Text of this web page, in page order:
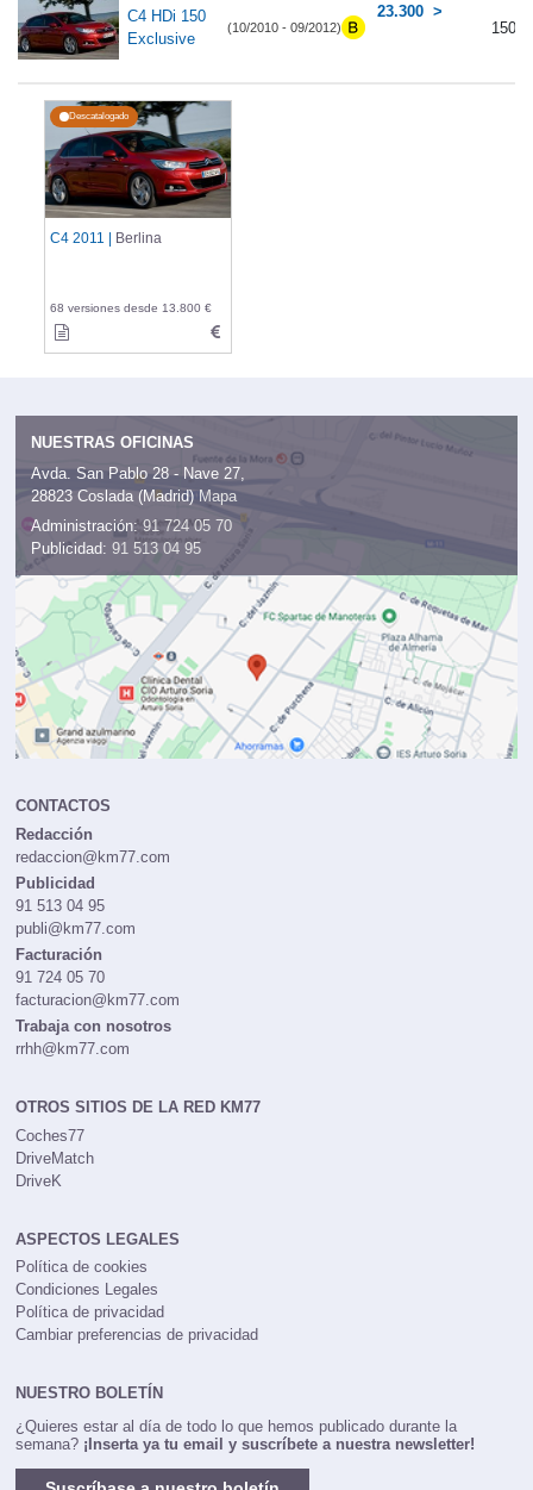
C4 HDi 150
Exclusive
(10/2010 - 09/2012)
23.300
150
Descatalogado
C4 2011 | Berlina
68 versiones desde 13.800 €
NUESTRAS OFICINAS
Avda. San Pablo 28 - Nave 27,
28823 Coslada (Madrid) Mapa
Administración: 91 724 05 70
Publicidad: 91 513 04 95
CONTACTOS
Redacción
redaccion@km77.com
Publicidad
91 513 04 95
publi@km77.com
Facturación
91 724 05 70
facturacion@km77.com
Trabaja con nosotros
rrhh@km77.com
OTROS SITIOS DE LA RED KM77
Coches77
DriveMatch
DriveK
ASPECTOS LEGALES
Política de cookies
Condiciones Legales
Política de privacidad
Cambiar preferencias de privacidad
NUESTRO BOLETÍN
¿Quieres estar al día de todo lo que hemos publicado durante la
semana? ¡Inserta ya tu email y suscríbete a nuestra newsletter!